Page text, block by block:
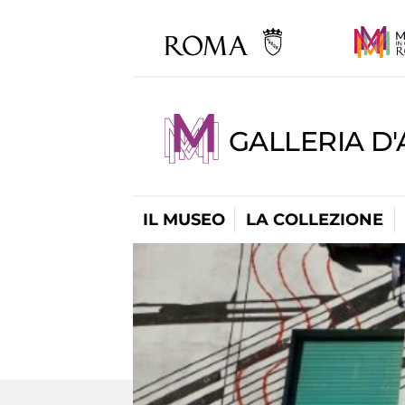
GALLERIA
IL MUSEO LA COLLEZIONE